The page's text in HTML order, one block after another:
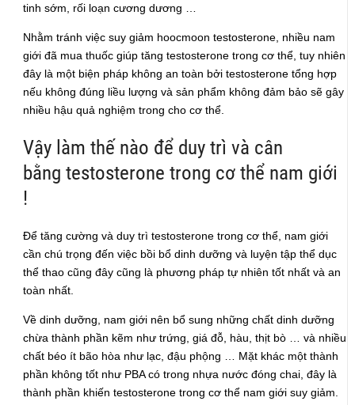
tinh sớm, rối loạn cương dương …
Nhằm tránh việc suy giảm hoocmoon testosterone, nhiều nam
giới đã mua thuốc giúp tăng testosterone trong cơ thể, tuy nhiên
đây là một biện pháp không an toàn bởi testosterone tổng hợp
nếu không đúng liều lượng và sản phẩm không đảm bảo sẽ gây
nhiều hậu quả nghiệm trong cho cơ thể.
Vậy làm thế nào để duy trì và cân
bằng testosterone trong cơ thể nam giới
!
Để tăng cường và duy trì testosterone trong cơ thể, nam giới
cần chú trọng đến việc bồi bổ dinh dưỡng và luyện tập thể dục
thể thao cũng đây cũng là phương pháp tự nhiên tốt nhất và an
toàn nhất.
Về dinh dưỡng, nam giới nên bổ sung những chất dinh dưỡng
chừa thành phần kẽm như trứng, giá đỗ, hàu, thịt bò … và nhiều
chất béo ít bão hòa như lạc, đậu phộng … Mặt khác một thành
phần không tốt như PBA có trong nhựa nước đóng chai, đây là
thành phần khiến testosterone trong cơ thể nam giới suy giảm.